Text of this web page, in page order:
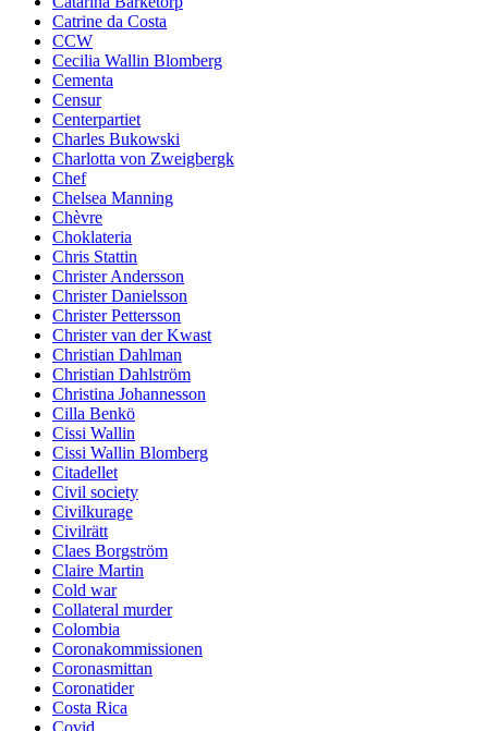
Catrine da Costa
CCW
Cecilia Wallin Blomberg
Cementa
Censur
Centerpartiet
Charles Bukowski
Charlotta von Zweigbergk
Chef
Chelsea Manning
Chèvre
Choklateria
Chris Stattin
Christer Andersson
Christer Danielsson
Christer Pettersson
Christer van der Kwast
Christian Dahlman
Christian Dahlström
Christina Johannesson
Cilla Benkö
Cissi Wallin
Cissi Wallin Blomberg
Citadellet
Civil society
Civilkurage
Civilrätt
Claes Borgström
Claire Martin
Cold war
Collateral murder
Colombia
Coronakommissionen
Coronasmittan
Coronatider
Costa Rica
Covid